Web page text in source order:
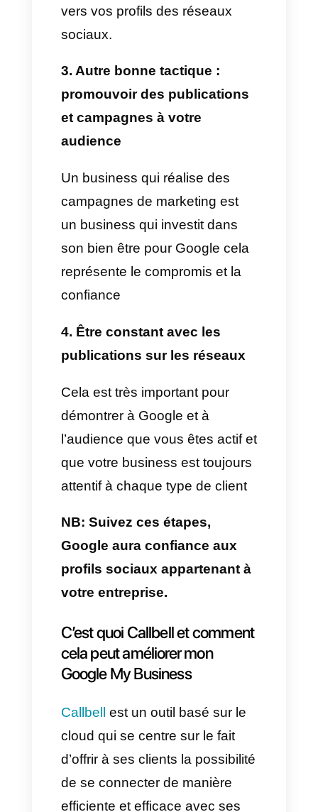
NB:
compte, assurez-vous de
cliquer sur le bouton de
sauvegarde pour enregistrer les
changements.
Comment augmenter la
possibilité que Google
My Business me
permette d’ajouter
correctement mes profils
de réseaux sociaux?
Dans le passé, Google
permettait uniquement aux
réseaux sociaux sur Google My
Business ; cependant, cela a
changé avec le temps et
nécessaire.
internet à votre profil Google
My Business.